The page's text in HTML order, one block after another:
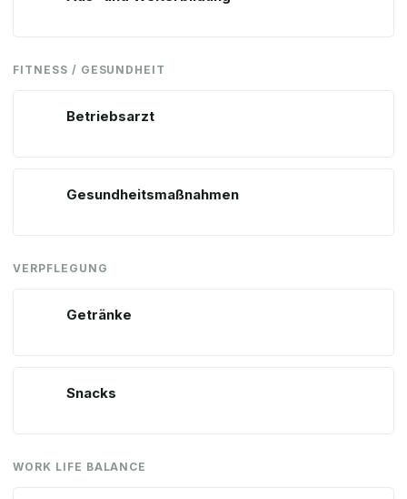
FITNESS / GESUNDHEIT
Betriebsarzt
Gesundheitsmaßnahmen
VERPFLEGUNG
Getränke
Snacks
WORK LIFE BALANCE